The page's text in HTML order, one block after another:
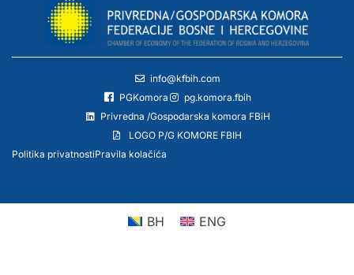
info@kfbih.com
PGKomora
pg.komora.fbih
Privredna /Gospodarska komora FBiH
LOGO P/G KOMORE FBIH
Politika privatnostiPravila kolačića
BH ENG